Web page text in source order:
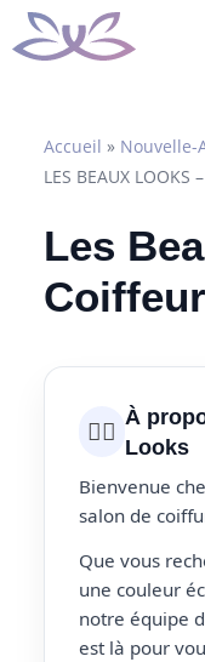
Aller
au
Accueil » Nouvelle-
LES BEAUX
Les
💇‍♀️ À
Looks
Bienvenue
salon de
Que vous
une couleur
notre équipe
est là pour